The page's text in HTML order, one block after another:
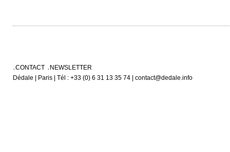
CONTACT
NEWSLETTER
Dédale | Paris | Tél : +33 (0) 6 31 13 35 74 | contact@dedale.info